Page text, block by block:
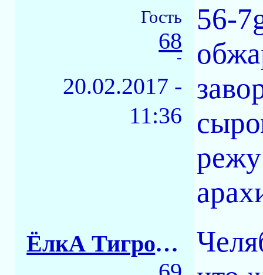
Гость
68
-
20.02.2017 -
11:36
56-
ЁлкА ТигровАЯ